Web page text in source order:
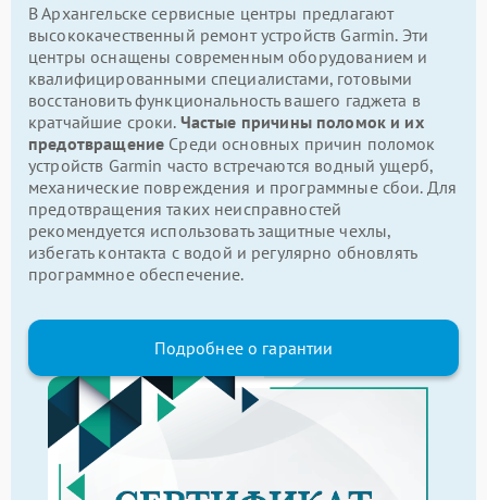
В Архангельске сервисные центры предлагают
высококачественный ремонт устройств Garmin. Эти
центры оснащены современным оборудованием и
квалифицированными специалистами, готовыми
восстановить функциональность вашего гаджета в
кратчайшие сроки. Частые причины поломок и их
предотвращение Среди основных причин поломок
устройств Garmin часто встречаются водный ущерб,
механические повреждения и программные сбои. Для
предотвращения таких неисправностей
рекомендуется использовать защитные чехлы,
избегать контакта с водой и регулярно обновлять
программное обеспечение.
Подробнее о гарантии